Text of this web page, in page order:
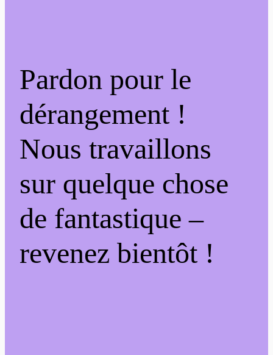
Pardon pour le
dérangement !
Nous travaillons
sur quelque chose
de fantastique –
revenez bientôt !